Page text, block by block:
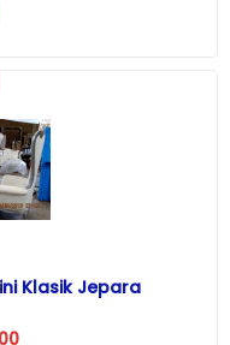
Klasik Jepara